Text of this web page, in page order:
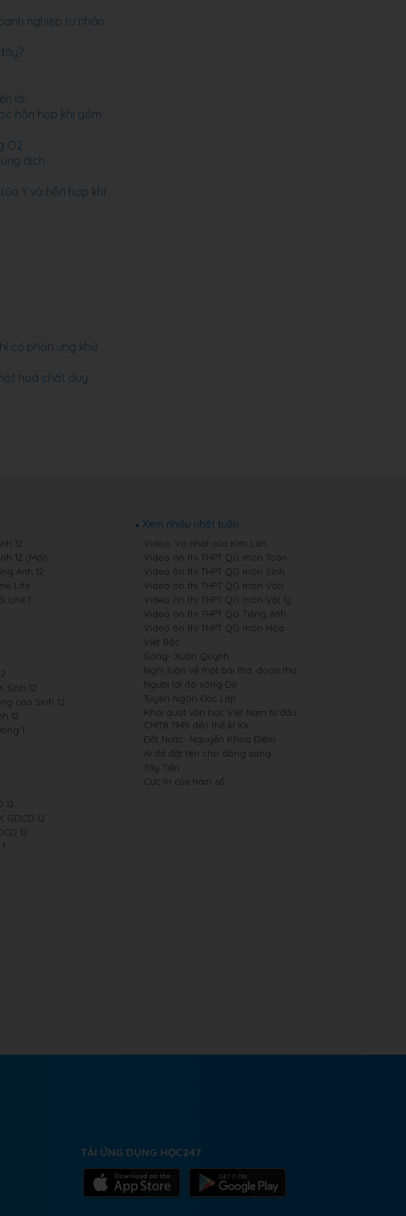
nghiệp tư nhân
là:
hỗn hợp khí gồm
O2
dịch
Y và hỗn hợp khí
có phản ứng khử
hoá chất duy
12
12 (Mới)
Anh 12
Life
Unit 1
Sinh 12
cao Sinh 12
12
1
12
GDCD 12
12
Xem nhiều nhất tuần
Video: Vợ nhặt của Kim Lân
Video ôn thi THPT QG môn Toán
Video ôn thi THPT QG môn Sinh
Video ôn thi THPT QG môn Văn
Video ôn thi THPT QG môn Vật lý
Video ôn thi THPT QG Tiếng Anh
Video ôn thi THPT QG môn Hóa
Việt Bắc
Sóng- Xuân Quỳnh
Nghị luận về một bài thơ, đoạn thơ
Người lái đò sông Đà
Tuyên Ngôn Độc Lập
Khái quát văn học Việt Nam từ đầu
CMT8 1945 đến thế kỉ XX
Đất Nước- Nguyễn Khoa Điềm
Ai đã đặt tên cho dòng sông
Tây Tiến
Cực trị của hàm số
TẢI ỨNG DỤNG HỌC247